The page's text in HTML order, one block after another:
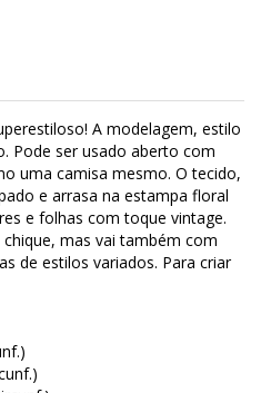
A modelagem, estilo
Pode ser usado aberto com
uma camisa mesmo. O tecido,
e arrasa na estampa floral
e folhas com toque vintage.
mas vai também com
de estilos variados. Para criar